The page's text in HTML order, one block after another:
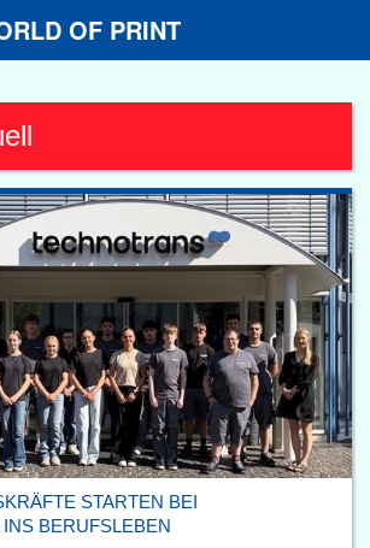
OF PRINT
STARTEN BEI
BERUFSLEBEN